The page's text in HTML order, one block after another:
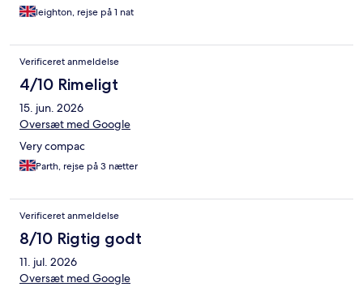
leighton, rejse på 1 nat
Verificeret anmeldelse
4/10 Rimeligt
15. jun. 2026
Oversæt med Google
Very compac
Parth, rejse på 3 nætter
Verificeret anmeldelse
8/10 Rigtig godt
11. jul. 2026
Oversæt med Google